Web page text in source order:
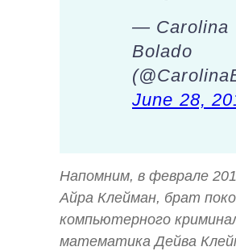
— Carolina
Bolado
June 28,
Напомним, в феврале
Айра Клейман, брат
компьютерного
математика Дейва